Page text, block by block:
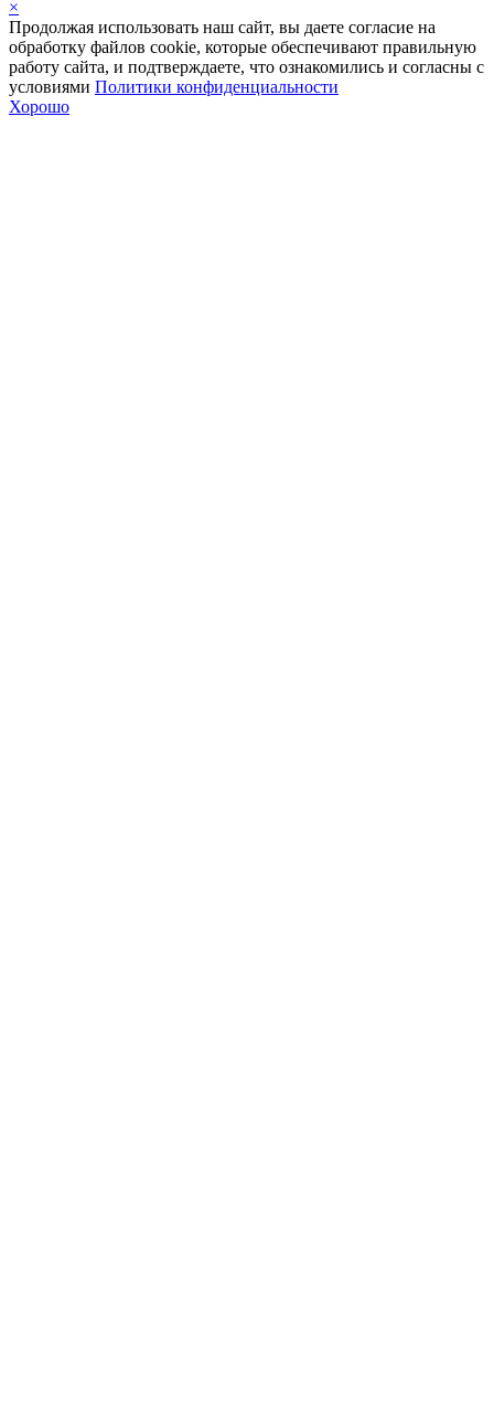
×
Продолжая использовать наш сайт, вы даете согласие на
обработку файлов cookie, которые обеспечивают правильную
работу сайта, и подтверждаете, что ознакомились и согласны с
условиями Политики конфиденциальности
Хорошо